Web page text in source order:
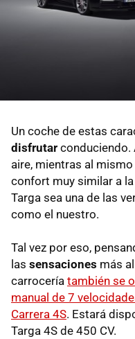
Un coche de estas
disfrutar conduciendo.
aire, mientras al
confort muy similar a la
Targa sea una de las
como el nuestro.
Tal vez por eso,
las sensaciones más
carrocería también se
manual de 7
Carrera 4S. Estará
Targa 4S de 450 CV.